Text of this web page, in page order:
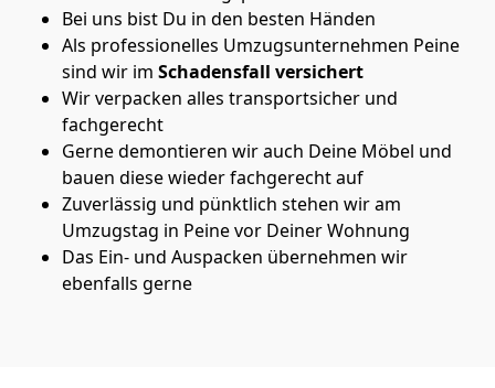
Bei uns bist Du in den besten Händen
Als professionelles Umzugsunternehmen Peine
sind wir im Schadensfall versichert
Wir verpacken alles transportsicher und
fachgerecht
Gerne demontieren wir auch Deine Möbel und
bauen diese wieder fachgerecht auf
Zuverlässig und pünktlich stehen wir am
Umzugstag in Peine vor Deiner Wohnung
Das Ein- und Auspacken übernehmen wir
ebenfalls gerne